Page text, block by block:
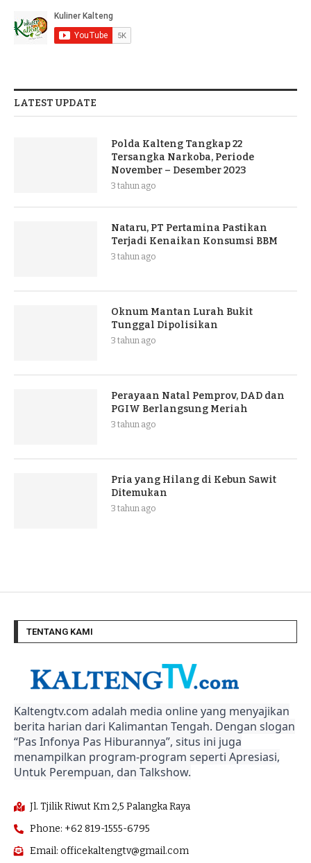
LATEST UPDATE
Polda Kalteng Tangkap 22
Tersangka Narkoba, Periode
November – Desember 2023
3 tahun ago
Nataru, PT Pertamina Pastikan
Terjadi Kenaikan Konsumsi BBM
3 tahun ago
Oknum Mantan Lurah Bukit
Tunggal Dipolisikan
3 tahun ago
Perayaan Natal Pemprov, DAD dan
PGIW Berlangsung Meriah
3 tahun ago
Pria yang Hilang di Kebun Sawit
Ditemukan
3 tahun ago
TENTANG KAMI
Kaltengtv.com adalah media online yang menyajikan
berita harian dari Kalimantan Tengah. Dengan slogan
“Pas Infonya Pas Hiburannya”, situs ini juga
menampilkan program-program seperti Apresiasi,
Untuk Perempuan, dan Talkshow.
Jl. Tjilik Riwut Km 2,5 Palangka Raya
Phone: +62 819-1555-6795
Email: officekaltengtv@gmail.com